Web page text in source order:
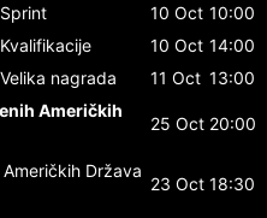
Sprint 10 Oct 10:00
Kvalifikacije 10 Oct 14:00
Velika nagrada 11 Oct 13:00
Američkih
25 Oct 20:00
Država
23 Oct 18:30